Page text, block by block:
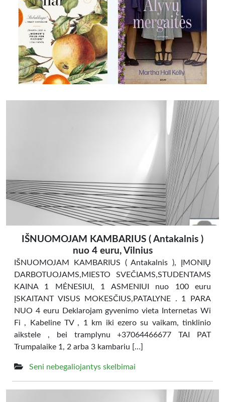
IŠNUOMOJAM KAMBARIUS ( Antakalnis )
nuo 4 euru, Vilnius
IŠNUOMOJAM KAMBARIUS ( Antakalnis ), ĮMONIŲ
DARBOTUOJAMS,MIESTO SVEČIAMS,STUDENTAMS
KAINA 1 MĖNESIUI, 1 ASMENIUI nuo 100 euru
ĮSKAITANT VISUS MOKESČIUS,PATALYNE . 1 PARA
NUO 4 euru Deklarojam gyvenimo vieta Internetas Wi
Fi , Kabeline TV , 1 km iki ezero su vaikam, tinklinio
aikstele , bei tramplynu +37064466677 TAI PAT
Trumpalaike 1, 2 arba 3 kambariu […]
Seni nebegaliojantys skelbimai